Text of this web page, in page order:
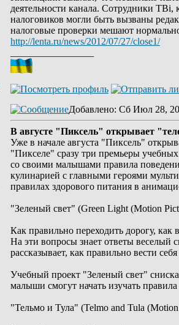
деятельности канала. Сотрудники TBi,
налоговиков могли быть вызваны
налоговые проверки мешают
http://lenta.ru/news/2012/07/27/close1/
Добавлено: Сб Июл 28,
В августе "Пиксель" открывает
Уже в начале августа "Пиксель"
"Пикселе" сразу три премьеры
со своими малышами правила
кулинарией с главными героями
правилах здорового питания в
"Зеленый свет" (Green Light (Motion
Как правильно переходить дорогу, как
На эти вопросы знает ответы веселый
рассказывает, как правильно вести
Учебный проект "Зеленый свет"
малыши смогут начать изучать
"Тельмо и Тула" (Telmo and Tula